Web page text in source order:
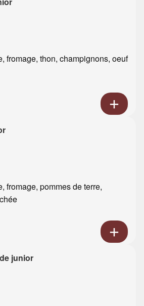
fromage, thon, champignons, oeuf
fromage, pommes de terre,
junior